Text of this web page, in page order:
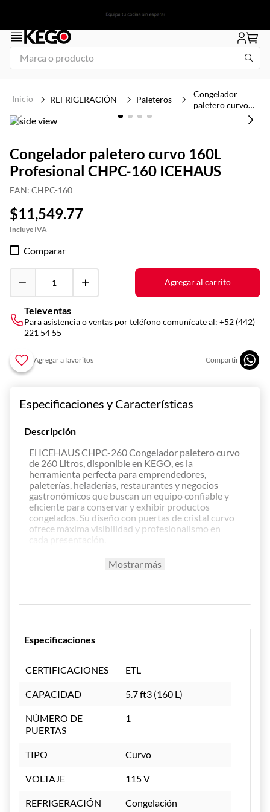
Marca o producto
REFRIGERACIÓN Paleteros
Congelador
paletero curvo
160L Profesional
Congelador paletero curvo 160L
Profesional CHPC-160 ICEHAUS
EAN: CHPC-160
$11,549.77
Comparar
Agregar al carrito
Televentas
Para asistencia o ventas por teléfono comunícate al: +52 (442)
221 54 55
Especificaciones y Características
Descripción
El ICEHAUS CHPC-260 Congelador paletero curvo
de 260 Litros, disponible en KEGO, es la
herramienta perfecta para emprendedores,
paleterías, heladerías, restaurantes y negocios
gastronómicos que buscan un equipo confiable y
eficiente para conservar y exhibir productos
congelados. Su diseño con puertas de cristal curvo
ofrece máxima visibilidad y profesionalismo en
cada presentación.
Funcionalidad Profesional
Puertas deslizables de cristal templado curvo
conservación precisa.
Termostato mecánico, fácil de usar y
Exterior con pintura electrostática blanca de
Incluye 4 ruedas de alta resistencia para
movilidad sencilla.
Certificación ETL que asegura estándares de
Beneficios para tu Negocio
Capacidad de 260 L (9.2 ft³) para
Mostrar más
Especificaciones
CERTIFICACIONES ETL
CAPACIDAD 5.7 ft3 (160 L)
NÚMERO DE
PUERTAS
1
TIPO Curvo
VOLTAJE 115 V
REFRIGERACIÓN Congelación
congelador
3.
plancha
4.
freidora
5.
mesa refrigerada
6.
1
7.
icehaus
8.
insertos
9.
parrilla